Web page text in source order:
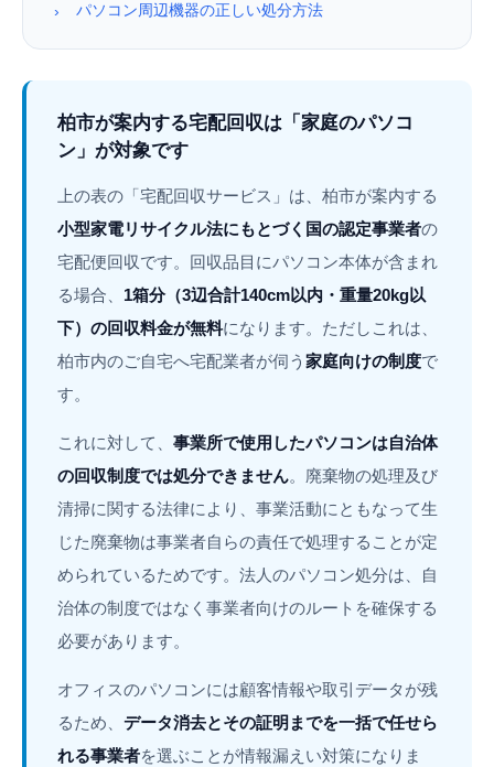
›
パソコン周辺機器の正しい処分方法
柏市が案内する宅配回収は「家庭のパソコ
ン」が対象です
上の表の「宅配回収サービス」は、柏市が案内する
小型家電リサイクル法にもとづく国の認定事業者の
宅配便回収です。回収品目にパソコン本体が含まれ
る場合、 1箱分（3辺合計140cm以内・重量20kg以
下）の回収料金が無料になります。ただしこれは、
柏市内のご自宅へ宅配業者が伺う 家庭向けの制度で
す。
これに対して、 事業所で使用したパソコンは自治体
の回収制度では処分できません。廃棄物の処理及び
清掃に関する法律により、事業活動にともなって生
じた廃棄物は事業者自らの責任で処理することが定
められているためです。法人のパソコン処分は、自
治体の制度ではなく事業者向けのルートを確保する
必要があります。
オフィスのパソコンには顧客情報や取引データが残
るため、 データ消去とその証明までを一括で任せら
れる事業者を選ぶことが情報漏えい対策になりま